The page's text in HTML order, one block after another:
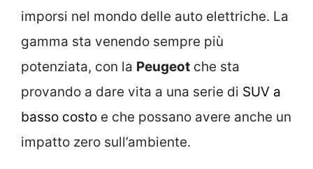
imporsi nel mondo delle auto elettriche. La
gamma sta venendo sempre più
potenziata, con la Peugeot che sta
provando a dare vita a una serie di SUV a
basso costo e che possano avere anche un
impatto zero sull’ambiente.